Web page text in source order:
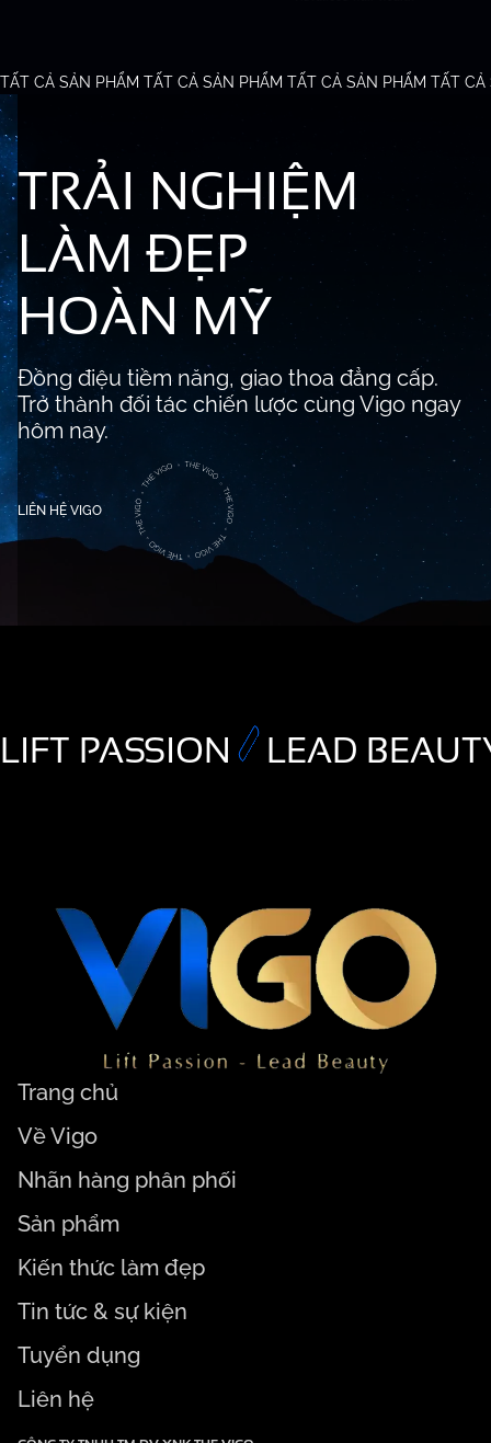
TẤT CẢ SẢN PHẨM TẤT CẢ SẢN PHẨM TẤT CẢ SẢN PHẨM TẤT CẢ
TRẢI NGHIỆM
LÀM ĐẸP
HOÀN MỸ
Đồng điệu tiềm năng, giao thoa đẳng cấp.
Trở thành đối tác chiến lược cùng Vigo ngay
hôm nay.
LIÊN HỆ VIGO
LIFT PASSION LEAD
Trang chủ
Về Vigo
Nhãn hàng phân phối
Sản phẩm
Kiến thức làm đẹp
Tin tức & sự kiện
Tuyển dụng
Liên hệ